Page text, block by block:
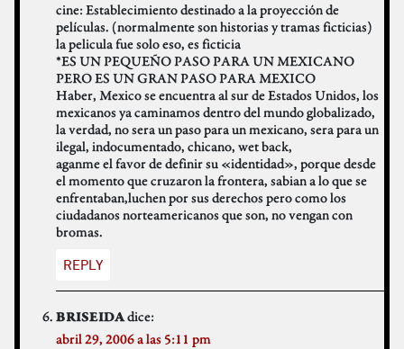
cine: Establecimiento destinado a la proyección de
películas. (normalmente son historias y tramas ficticias)
la pelicula fue solo eso, es ficticia
*ES UN PEQUEÑO PASO PARA UN MEXICANO
PERO ES UN GRAN PASO PARA MEXICO
Haber, Mexico se encuentra al sur de Estados Unidos, los
mexicanos ya caminamos dentro del mundo globalizado,
la verdad, no sera un paso para un mexicano, sera para un
ilegal, indocumentado, chicano, wet back,
aganme el favor de definir su «identidad», porque desde
el momento que cruzaron la frontera, sabian a lo que se
enfrentaban,luchen por sus derechos pero como los
ciudadanos norteamericanos que son, no vengan con
bromas.
REPLY
BRISEIDAdice:
abril 29, 2006 a las 5:11 pm